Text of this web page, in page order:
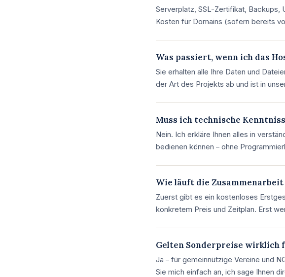
Serverplatz, SSL-Zertifikat, Backups,
Kosten für Domains (sofern bereits
Was passiert, wenn ich das
Sie erhalten alle Ihre Daten und
der Art des Projekts ab und ist in
Muss ich technische
Nein. Ich erkläre Ihnen alles in
bedienen können – ohne
Wie läuft die
Zuerst gibt es ein kostenloses
konkretem Preis und Zeitplan. Erst
Gelten Sonderpreise wirklich
Ja – für gemeinnützige Vereine und
Sie mich einfach an, ich sage Ihnen